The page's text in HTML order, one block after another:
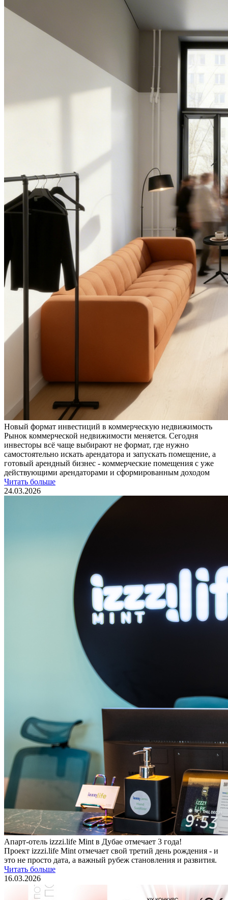
Новый формат инвестиций в коммерческую недвижимость
Рынок коммерческой недвижимости меняется. Сегодня
инвесторы всё чаще выбирают не формат, где нужно
самостоятельно искать арендатора и запускать помещение, а
готовый арендный бизнес - коммерческие помещения с уже
действующими арендаторами и сформированным доходом
Читать больше
24.03.2026
Апарт-отель izzzi.life Mint в Дубае отмечает 3 года!
Проект izzzi.life Mint отмечает свой третий день рождения - и
это не просто дата, а важный рубеж становления и развития.
Читать больше
16.03.2026